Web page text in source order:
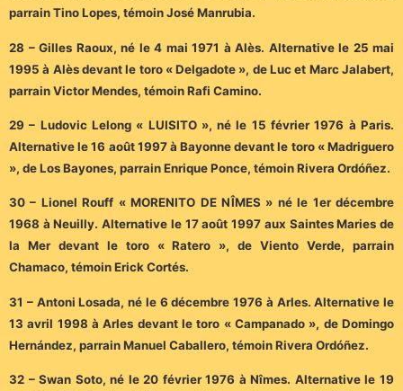
parrain Tino Lopes, témoin José Manrubia.
28 – Gilles Raoux, né le 4 mai 1971 à Alès. Alternative le 25 mai
1995 à Alès devant le toro « Delgadote », de Luc et Marc Jalabert,
parrain Victor Mendes, témoin Rafi Camino.
29 – Ludovic Lelong « LUISITO », né le 15 février 1976 à Paris.
Alternative le 16 août 1997 à Bayonne devant le toro « Madriguero
», de Los Bayones, parrain Enrique Ponce, témoin Rivera Ordóñez.
30 – Lionel Rouff « MORENITO DE NÎMES » né le 1er décembre
1968 à Neuilly. Alternative le 17 août 1997 aux Saintes Maries de
la Mer devant le toro « Ratero », de Viento Verde, parrain
Chamaco, témoin Erick Cortés.
31 – Antoni Losada, né le 6 décembre 1976 à Arles. Alternative le
13 avril 1998 à Arles devant le toro « Campanado », de Domingo
Hernández, parrain Manuel Caballero, témoin Rivera Ordóñez.
32 – Swan Soto, né le 20 février 1976 à Nîmes. Alternative le 19